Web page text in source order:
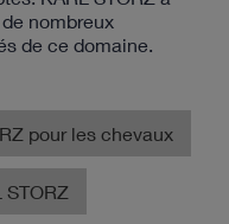
nombreux
de ce domaine.
pour les chevaux